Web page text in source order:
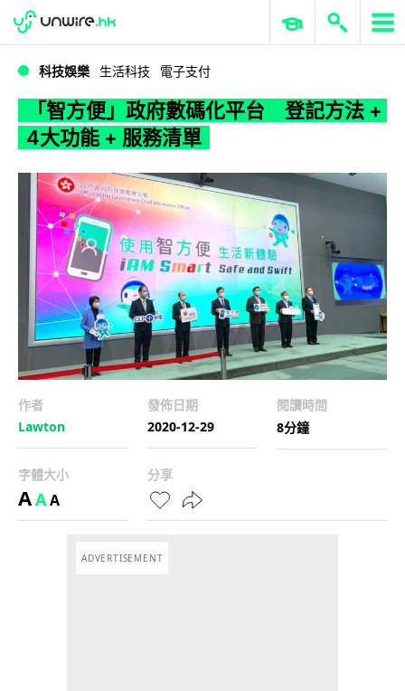
WWDC 2026 ERP 與商業 AI
科技娛樂 生活科技 電子支付
「智方便」政府數碼化平台 登記方法 +
4大功能 + 服務清單
作者
Lawton
發佈日期
2020-12-29
閱讀時間
8分鐘
字體大小
AAA
分享
ADVERTISEMENT